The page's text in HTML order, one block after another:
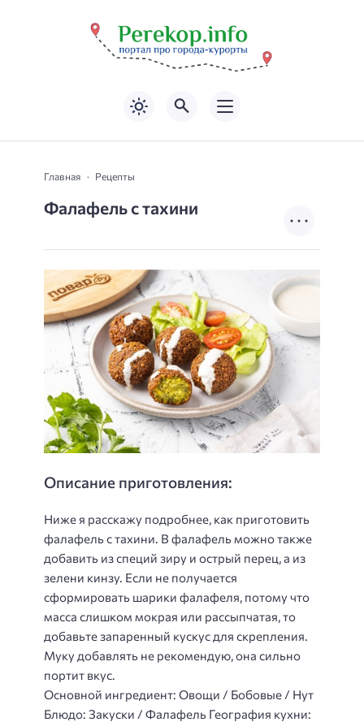
Главная Рецепты
Фалафель с тахини
Описание приготовления:
Ниже я расскажу подробнее, как приготовить
фалафель с тахини. В фалафель можно также
добавить из специй зиру и острый перец, а из
зелени кинзу. Если не получается
сформировать шарики фалафеля, потому что
масса слишком мокрая или рассыпчатая, то
добавьте запаренный кускус для скрепления.
Муку добавлять не рекомендую, она сильно
портит вкус.
Основной ингредиент: Овощи / Бобовые / Нут
Блюдо: Закуски / Фалафель География кухни: